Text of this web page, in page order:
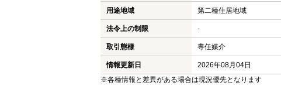
用途地域 第二種住居地域
法令上の制限 -
取引態様 専任媒介
情報更新日 2026年08月04日
※各種情報と差異がある場合は現況優先となります